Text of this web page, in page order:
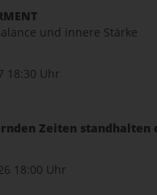
und innere Stärke
18:30 Uhr
Zeiten standhalten
18:00 Uhr